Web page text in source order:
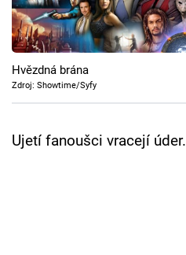
Cool Esport
Pořady
TV Program
Hvězdná brána
Zdroj: Showtime/Syfy
Ujetí fanoušci vracejí úder.